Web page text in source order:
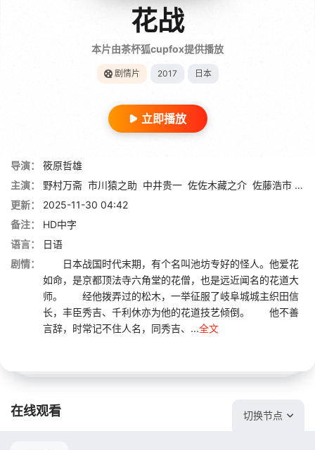
花战
本片由茶杯狐cupfox提供播放
剧情片 2017 日本
立即播放
导演：
筱原哲雄
主演：
野村万斋 市川猿之助 中井贵一 佐佐木藏之介 佐藤浩市 高
更新：
2025-11-30 04:42
备注：
HD中字
语言：
日语
剧情：
日本战国时代末期，有个名叫池坊专好的怪人。他爱花
如命，是京都顶法寺六角堂的花僧，也是远近闻名的花道大
师。 经他拨弄过的松木，一举征服了岐阜城城主织田信
长，丰臣秀吉、千利休亦为他的花道技艺倾倒。 他不善
言辞，时常记不住人名，同秀吉、...全文
在线观看 切换节点